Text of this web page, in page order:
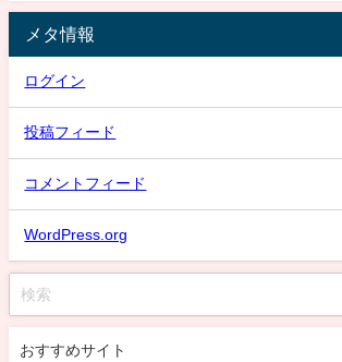
メタ情報
ログイン
投稿フィード
コメントフィード
WordPress.org
おすすめサイト